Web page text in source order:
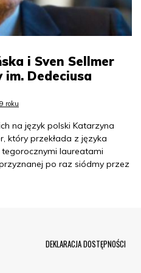
i Sven Sellmer
im. Dedeciusa
roku
na język polski Katarzyna
który przekłada z języka
laureatami
po raz siódmy przez
DEKLARACJA DOSTĘPNOŚCI